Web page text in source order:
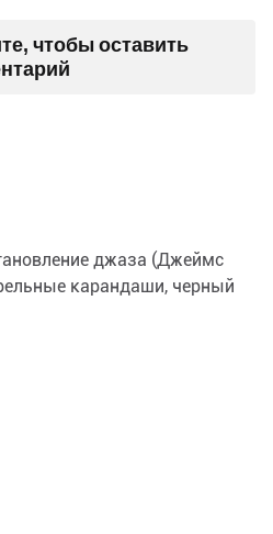
чтобы оставить
джаза (Джеймс
карандаши, черный